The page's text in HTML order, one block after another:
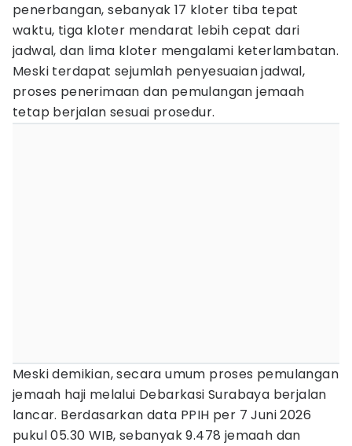
penerbangan, sebanyak 17 kloter tiba tepat
waktu, tiga kloter mendarat lebih cepat dari
jadwal, dan lima kloter mengalami keterlambatan.
Meski terdapat sejumlah penyesuaian jadwal,
proses penerimaan dan pemulangan jemaah
tetap berjalan sesuai prosedur.
Meski demikian, secara umum proses pemulangan
jemaah haji melalui Debarkasi Surabaya berjalan
lancar. Berdasarkan data PPIH per 7 Juni 2026
pukul 05.30 WIB, sebanyak 9.478 jemaah dan